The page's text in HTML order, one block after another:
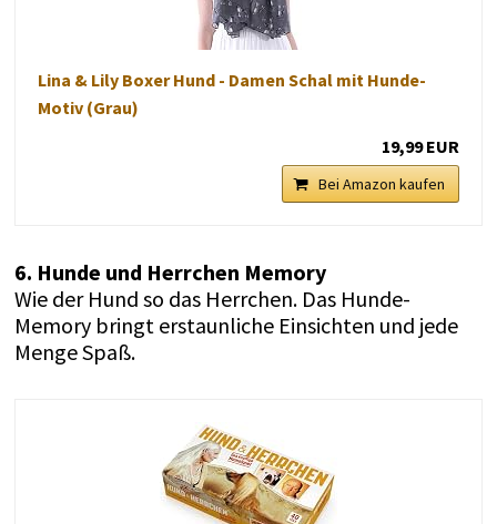
Lina & Lily Boxer Hund - Damen Schal mit Hunde-
Motiv (Grau)
19,99 EUR
Bei Amazon kaufen
6. Hunde und Herrchen Memory
Wie der Hund so das Herrchen. Das Hunde-
Memory bringt erstaunliche Einsichten und jede
Menge Spaß.